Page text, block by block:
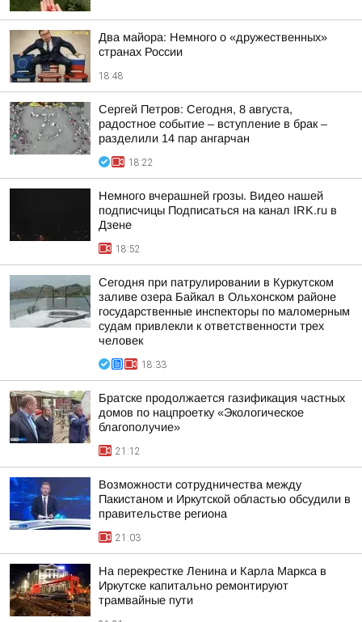
Два майора: Немного о «дружественных»
странах России
18:48
Сергей Петров: Сегодня, 8 августа,
радостное событие – вступление в брак –
разделили 14 пар ангарчан
18:22
Немного вчерашней грозы. Видео нашей
подписчицы Подписаться на канал IRK.ru в
Дзене
18:52
Сегодня при патрулировании в Куркутском
заливе озера Байкал в Ольхонском районе
государственные инспекторы по маломерным
судам привлекли к ответственности трех
человек
18:33
Братске продолжается газификация частных
домов по нацпроетку «Экологическое
благополучие»
21:12
Возможности сотрудничества между
Пакистаном и Иркутской областью обсудили в
правительстве региона
21:03
На перекрестке Ленина и Карла Маркса в
Иркутске капитально ремонтируют
трамвайные пути